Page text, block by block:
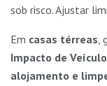
sob risco. Ajustar
Em casas térreas,
Impacto de
alojamento e